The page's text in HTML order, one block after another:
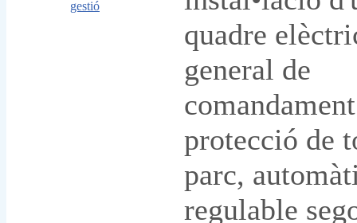
quadre
general de
protecció de
parc,
regulable
gestió